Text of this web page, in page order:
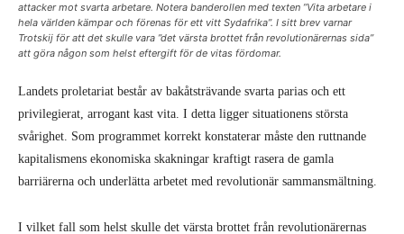
attacker mot svarta arbetare. Notera banderollen med texten ”Vita arbetare i
hela världen kämpar och förenas för ett vitt Sydafrika”. I sitt brev varnar
Trotskij för att det skulle vara ”det värsta brottet från revolutionärernas sida”
att göra någon som helst eftergift för de vitas fördomar.
Landets proletariat består av bakåtsträvande svarta parias och ett
privilegierat, arrogant kast vita. I detta ligger situationens största
svårighet. Som programmet korrekt konstaterar måste den ruttnande
kapitalismens ekonomiska skakningar kraftigt rasera de gamla
barriärerna och underlätta arbetet med revolutionär sammansmältning.
I vilket fall som helst skulle det värsta brottet från revolutionärernas